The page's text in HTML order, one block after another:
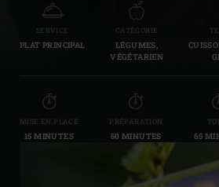
SERVICE
PLAT PRINCIPAL
CATÉGORIE
LÉGUMES,
VÉGÉTARIEN
MISE EN PLACE
15 MINUTES
PRÉPARATION
50 MINUTES 65